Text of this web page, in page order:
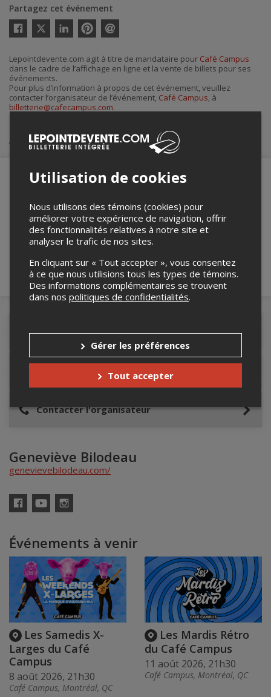
Partagez cet événement
Twitter
courriel
Lepointdevente.com agit à titre de mandataire pour Café Campus
dans le cadre de l’affichage en ligne et la vente de billets pour ses
événements.
Pour plus d’information à propos de cet événement, veuillez
contacter l’organisateur de l’événement, Café Campus, à
billetterie@cafecampus.com.
Achat de billets
Merci de confirmer que vous n'êtes pas un
robot ci-bas.
Détails de l'événement
Lieu de l'événement
Contacter l'organisateur
Geneviève Bilodeau
genevievebilodeau.com/
Événements à venir
Les Samedis X-
Larges du Café
Campus
8 août 2026, 21h30
Café Campus, Montréal, QC
Les Mardis Rétro
du Café Campus
11 août 2026, 21h30
Café Campus, Montréal, QC
Utilisation de cookies
Nous utilisons des témoins (cookies) pour
améliorer votre expérience de navigation, offrir
des fonctionnalités relatives à notre site et
analyser le trafic de nos sites.
En cliquant sur « Tout accepter », vous consentez
à ce que nous utilisions tous les types de témoins.
Des informations complémentaires se trouvent
dans nos politiques de confidentialités.
Gérer les préférences
Tout accepter